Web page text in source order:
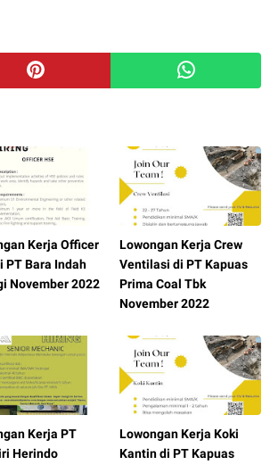
Kerja Officer
PT Bara Indah
November 2022
Lowongan Kerja Crew
Ventilasi di PT Kapuas
Prima Coal Tbk
November 2022
Kerja PT
Herindo
Lowongan Kerja Koki
Kantin di PT Kapuas